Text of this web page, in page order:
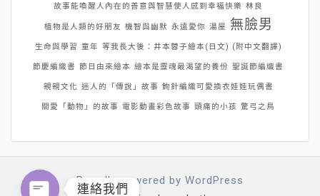
故事能喚醒人內在的善意與智慧使人感到幸福快樂 林良
植物是人類的好朋友 機智與幽默 永遠愛你 湯屋 無臉男
生命與學習 童年 等我長大後：井本蓉子繪本(日文) (附中文翻譯)
節慶編織書 節日由來繪本 繪本是靈魂最渴望的養份 聖誕節編織書
親親文化 迷人的「傳說」故事 鉤針編織可愛換衣娃娃玩偶書
關愛「動物」的故事 電影動畫彩色故事 頭痛的小孩 驚弓之鳥
Proudly powered by WordPress
連絡我們